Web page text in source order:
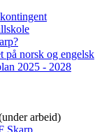
på norsk og engelsk
2025 - 2028
arbeid)
Skarp